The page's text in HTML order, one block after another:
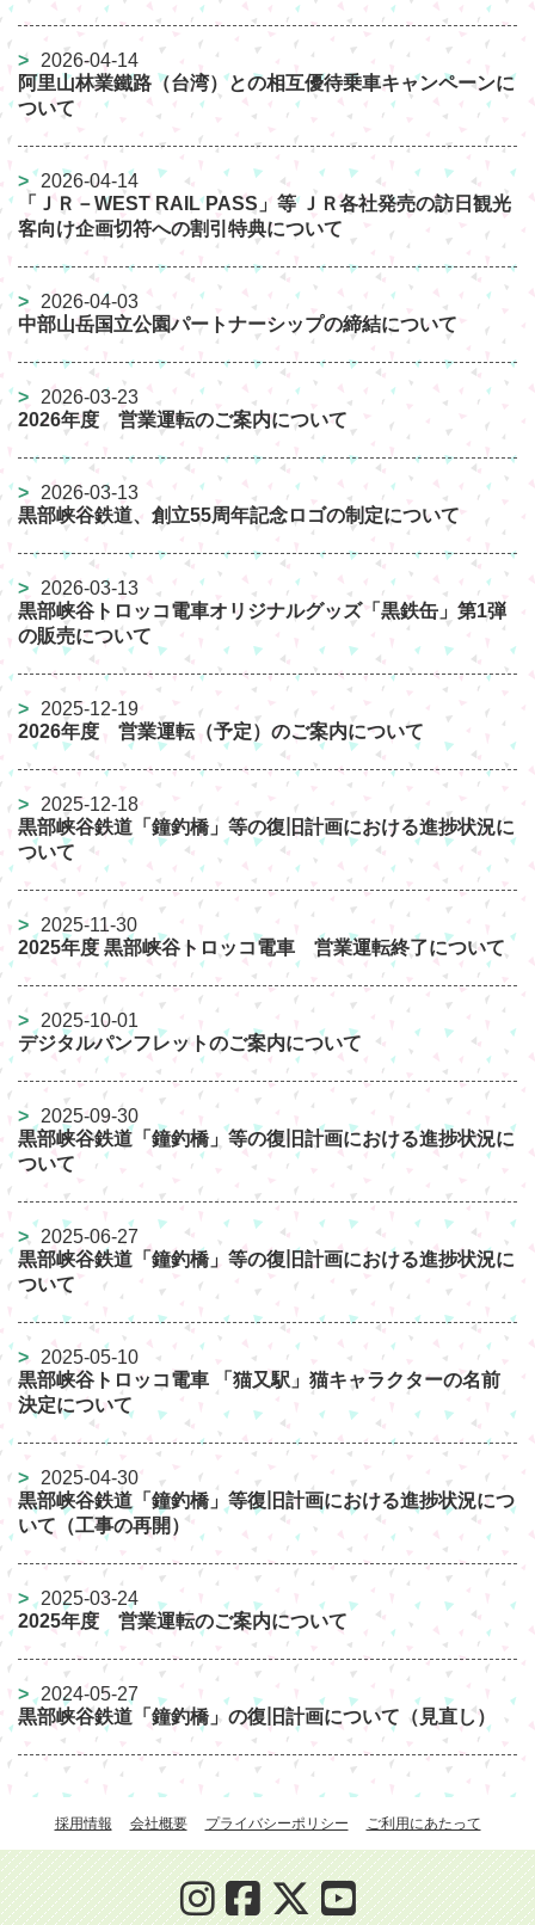
2026-04-14
阿里山林業鐵路（台湾）との相互優待乗車キャンペーンに
ついて
2026-04-14
「ＪＲ－WEST RAIL PASS」等 ＪＲ各社発売の訪日観光
客向け企画切符への割引特典について
2026-04-03
中部山岳国立公園パートナーシップの締結について
2026-03-23
2026年度 営業運転のご案内について
2026-03-13
黒部峡谷鉄道、創立55周年記念ロゴの制定について
2026-03-13
黒部峡谷トロッコ電車オリジナルグッズ「黒鉄缶」第1弾
の販売について
2025-12-19
2026年度 営業運転（予定）のご案内について
2025-12-18
黒部峡谷鉄道「鐘釣橋」等の復旧計画における進捗状況に
ついて
2025-11-30
2025年度 黒部峡谷トロッコ電車 営業運転終了について
2025-10-01
デジタルパンフレットのご案内について
2025-09-30
黒部峡谷鉄道「鐘釣橋」等の復旧計画における進捗状況に
ついて
2025-06-27
黒部峡谷鉄道「鐘釣橋」等の復旧計画における進捗状況に
ついて
2025-05-10
黒部峡谷トロッコ電車 「猫又駅」猫キャラクターの名前
決定について
2025-04-30
黒部峡谷鉄道「鐘釣橋」等復旧計画における進捗状況につ
いて（工事の再開）
2025-03-24
2025年度 営業運転のご案内について
2024-05-27
黒部峡谷鉄道「鐘釣橋」の復旧計画について（見直し）
採用情報 会社概要 プライバシーポリシー ご利用にあたって